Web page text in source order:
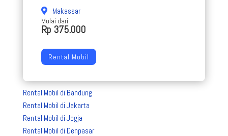
Makassar
Mulai dari
Rp 375.000
Rental Mobil
Rental Mobil di Bandung
Rental Mobil di Jakarta
Rental Mobil di Jogja
Rental Mobil di Denpasar